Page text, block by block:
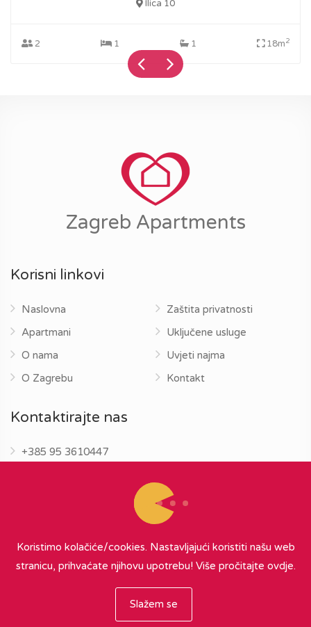
Ilica 10
2 1 1 18m2
Zagreb Apartments
Korisni linkovi
Naslovna
Apartmani
O nama
O Zagrebu
Zaštita privatnosti
Uključene usluge
Uvjeti najma
Kontakt
Kontaktirajte nas
+385 95 3610447
Koristimo kolačiće/cookies. Nastavljajući koristiti našu web
stranicu, prihvaćate njihovu upotrebu! Više pročitajte ovdje.
Slažem se